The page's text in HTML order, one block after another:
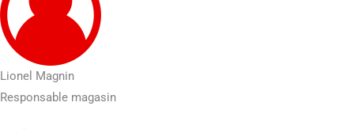
Lionel Magnin
Responsable magasin